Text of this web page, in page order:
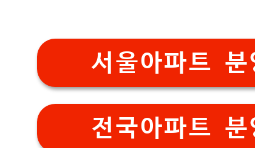
서울아파트
전국아파트